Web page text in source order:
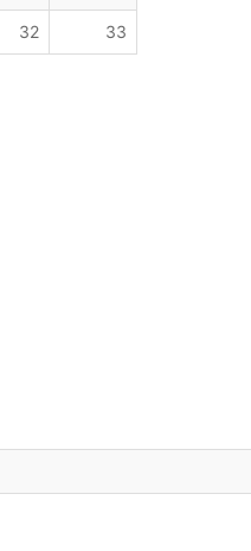
32 33